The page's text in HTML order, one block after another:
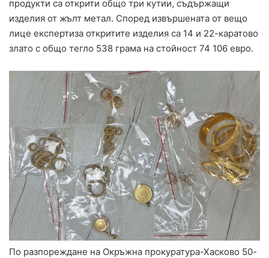
продукти са открити общо три кутии, съдържащи
изделия от жълт метал. Според извършената от вещо
лице експертиза откритите изделия са 14 и 22-каратово
злато с общо тегло 538 грама на стойност 74 106 евро.
По разпореждане на Окръжна прокуратура-Хасково 50-